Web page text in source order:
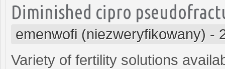
Diminished cipro
emenwofi (niezweryfikowany) -
Variety of fertility solutions